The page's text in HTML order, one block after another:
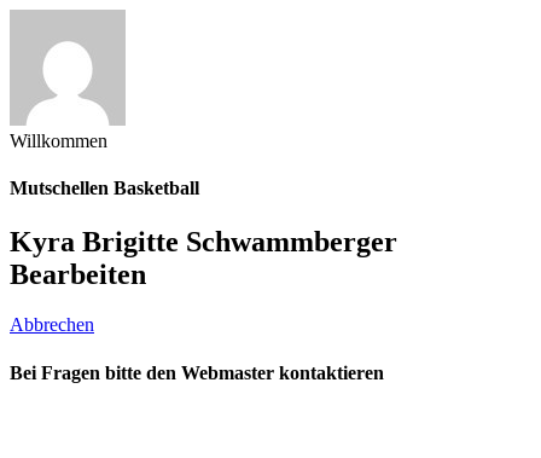
Willkommen
Mutschellen Basketball
Kyra Brigitte Schwammberger
Bearbeiten
Abbrechen
Bei Fragen bitte den Webmaster kontaktieren